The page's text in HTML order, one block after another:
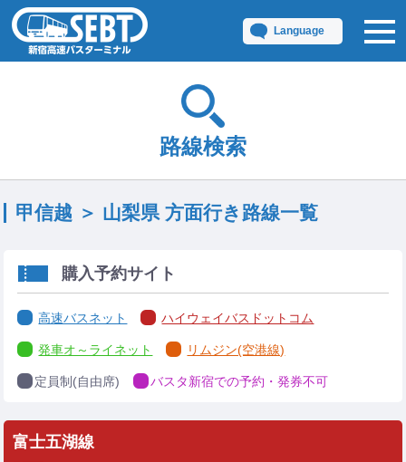
Language
路線検索
甲信越 ＞ 山梨県 方面行き路線一覧
購入予約サイト
高速バスネット ハイウェイバスドットコム
発車オ～ライネット リムジン(空港線)
定員制(自由席) バスタ新宿での予約・発券不可
富士五湖線